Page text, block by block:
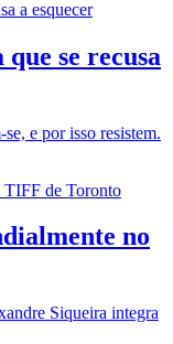
se recusa
e por isso resistem.
no
Siqueira integra